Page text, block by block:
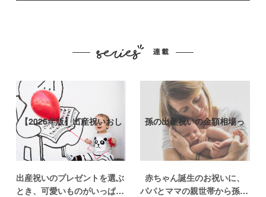
【2026年版】出産祝いおし
ゃれなプ…
出産祝いのプレゼントを選ぶ
とき、可愛いものがいっぱい
孫の出産祝いの金額相場っ
て？出産祝い…
赤ちゃん誕生のお祝いに、
パパとママの親世帯から孫誕